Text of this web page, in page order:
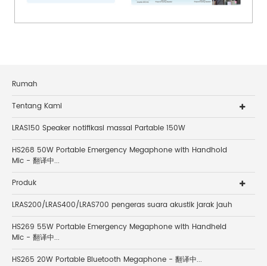
Rumah
Tentang Kami
LRAS150 Speaker notifikasi massal Partable 150W
HS268 50W Portable Emergency Megaphone with Handhold
Mic - 翻译中...
Produk
LRAS200/LRAS400/LRAS700 pengeras suara akustik jarak jauh
HS269 55W Portable Emergency Megaphone with Handheld
Mic - 翻译中...
HS265 20W Portable Bluetooth Megaphone - 翻译中...